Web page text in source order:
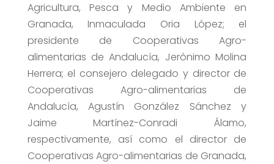
Agricultura, Pesca y Medio Ambiente en
Granada, Inmaculada Oria López; el
presidente de Cooperativas Agro-
alimentarias de Andalucía, Jerónimo Molina
Herrera; el consejero delegado y director de
Cooperativas Agro-alimentarias de
Andalucía, Agustín González Sánchez y
Jaime Martínez-Conradi Álamo,
respectivamente, así como el director de
Cooperativas Agro-alimentarias de Granada,